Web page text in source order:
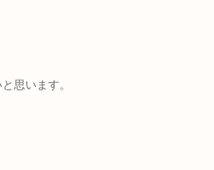
思います。